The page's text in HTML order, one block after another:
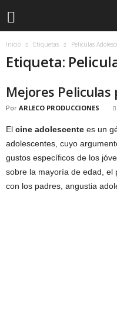
Inicio Etiquetas Peliculas
Etiqueta:
Mejores
Por ARLECO PRODUCCIONES
El cine adolescente es un
adolescentes, cuyo
gustos específicos de los
sobre la mayoría de edad, el
con los padres, angustia